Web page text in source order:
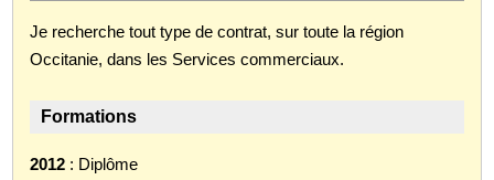
Je recherche tout type de contrat, sur toute la région
Occitanie, dans les Services commerciaux.
Formations
2012 : Diplôme